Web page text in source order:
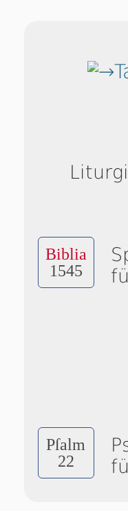
Biblia
1545
Pſalm
22